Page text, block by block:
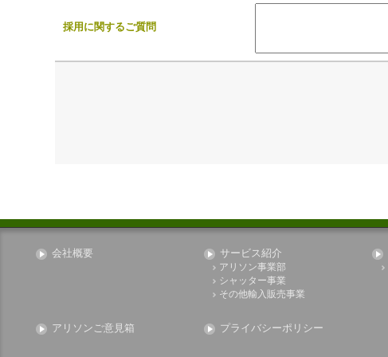
採用に関するご質問
会社概要 サービス紹介
アリソン事業部
シャッター事業
その他輸入販売事業
アリソンご意見箱 プライバシーポリシー